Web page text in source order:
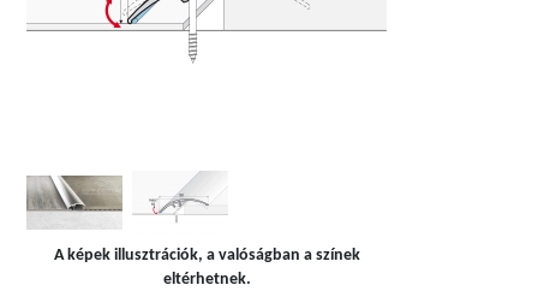
A képek illusztrációk, a valóságban a színek
eltérhetnek.